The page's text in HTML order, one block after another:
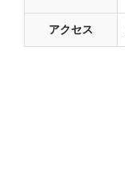
アクセス